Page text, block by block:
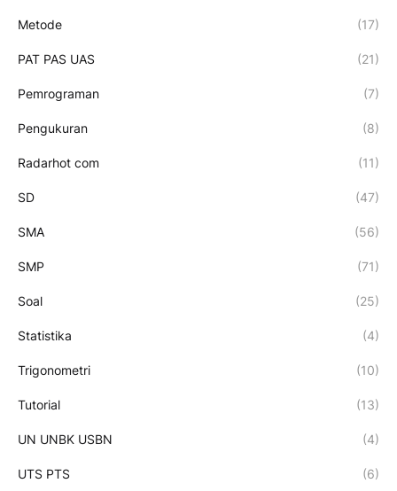
Metode (17)
PAT PAS UAS (21)
Pemrograman (7)
Pengukuran (8)
Radarhot com (11)
SD (47)
SMA (56)
SMP (71)
Soal (25)
Statistika (4)
Trigonometri (10)
Tutorial (13)
UN UNBK USBN (4)
UTS PTS (6)